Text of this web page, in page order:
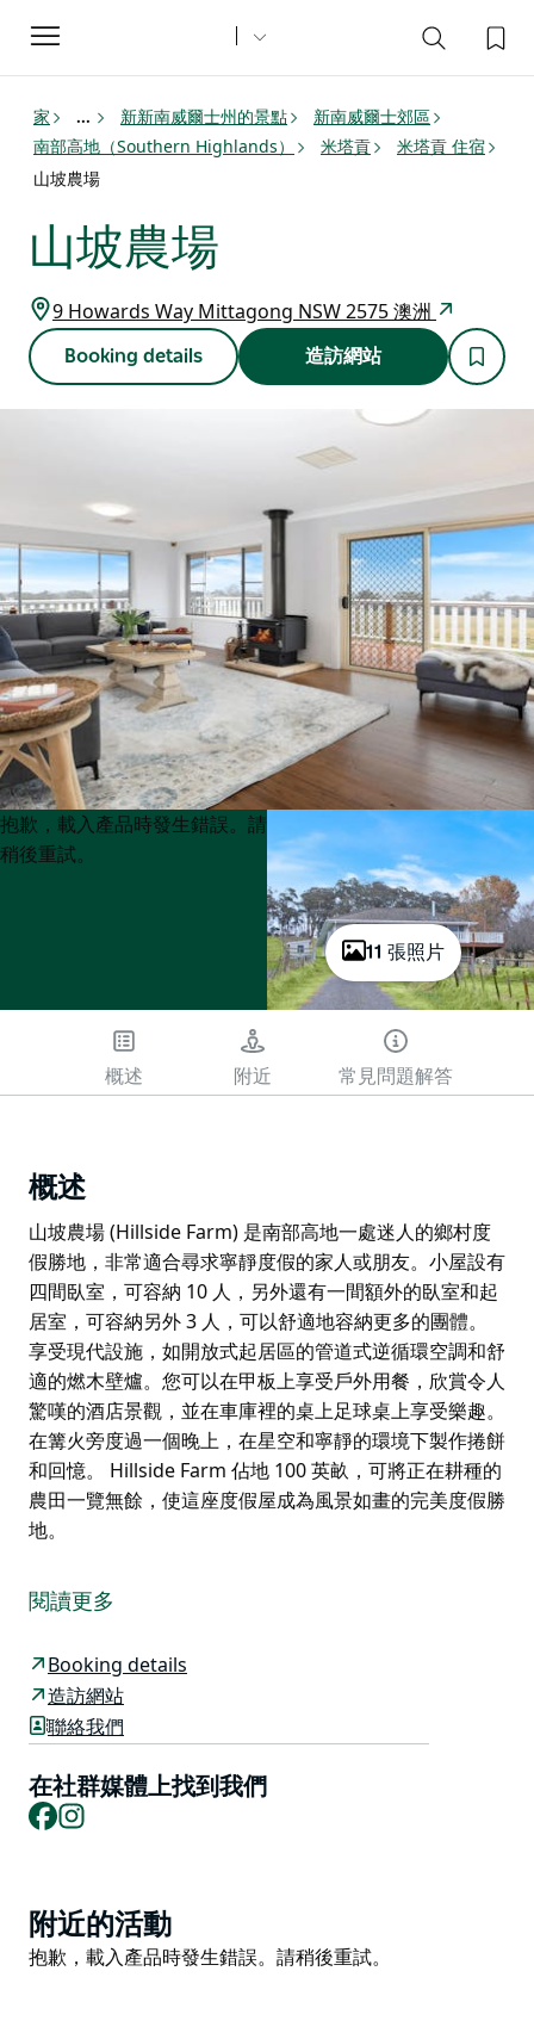
Toggle
navigation
家 ... 新新南威爾士州的景點
新南威爾士郊區
南部高地（Southern Highlands）
米塔貢
米塔貢 住宿
山坡農場
山坡農場
9 Howards Way Mittagong NSW 2575 澳洲
Booking details 造訪網站
11 張照片
Product
List
Product
List
抱歉，載入產品時發生錯誤。請
稍後重試。
概述 附近 常見問題解答
概述
山坡農場 (Hillside Farm) 是南部高地一處迷人的鄉村度
假勝地，非常適合尋求寧靜度假的家人或朋友。小屋設有
四間臥室，可容納 10 人，另外還有一間額外的臥室和起
居室，可容納另外 3 人，可以舒適地容納更多的團體。
享受現代設施，如開放式起居區的管道式逆循環空調和舒
適的燃木壁爐。您可以在甲板上享受戶外用餐，欣賞令人
驚嘆的酒店景觀，並在車庫裡的桌上足球桌上享受樂趣。
在篝火旁度過一個晚上，在星空和寧靜的環境下製作捲餅
和回憶。 Hillside Farm 佔地 100 英畝，可將正在耕種的
農田一覽無餘，使這座度假屋成為風景如畫的完美度假勝
地。
假勝地，非常適合尋求寧靜度假的家人或朋友。小屋設有
四間臥室，可容納 10 人，另外還有一間額外的臥室和起
享受現代設施，如開放式起居區的管道式逆循環空調和舒
適的燃木壁爐。您可以在甲板上享受戶外用餐，欣賞令人
驚嘆的酒店景觀，並在車庫裡的桌上足球桌上享受樂趣。
在篝火旁度過一個晚上，在星空和寧靜的環境下製作捲餅
和回憶。 Hillside Farm 佔地 100 英畝，可將正在耕種的
閱讀更多
Booking details
造訪網站
聯絡我們
在社群媒體上找到我們
Facebook
Product
List
附近的活動
Product
抱歉，載入產品時發生錯誤。請稍後重試。